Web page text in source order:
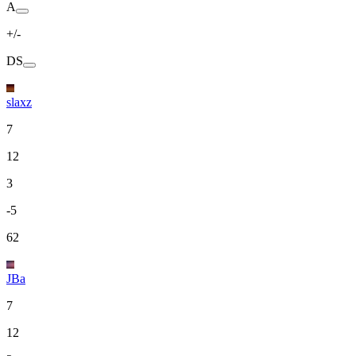
A
+/-
DS
slaxz
7
12
3
-5
62
JBa
7
12